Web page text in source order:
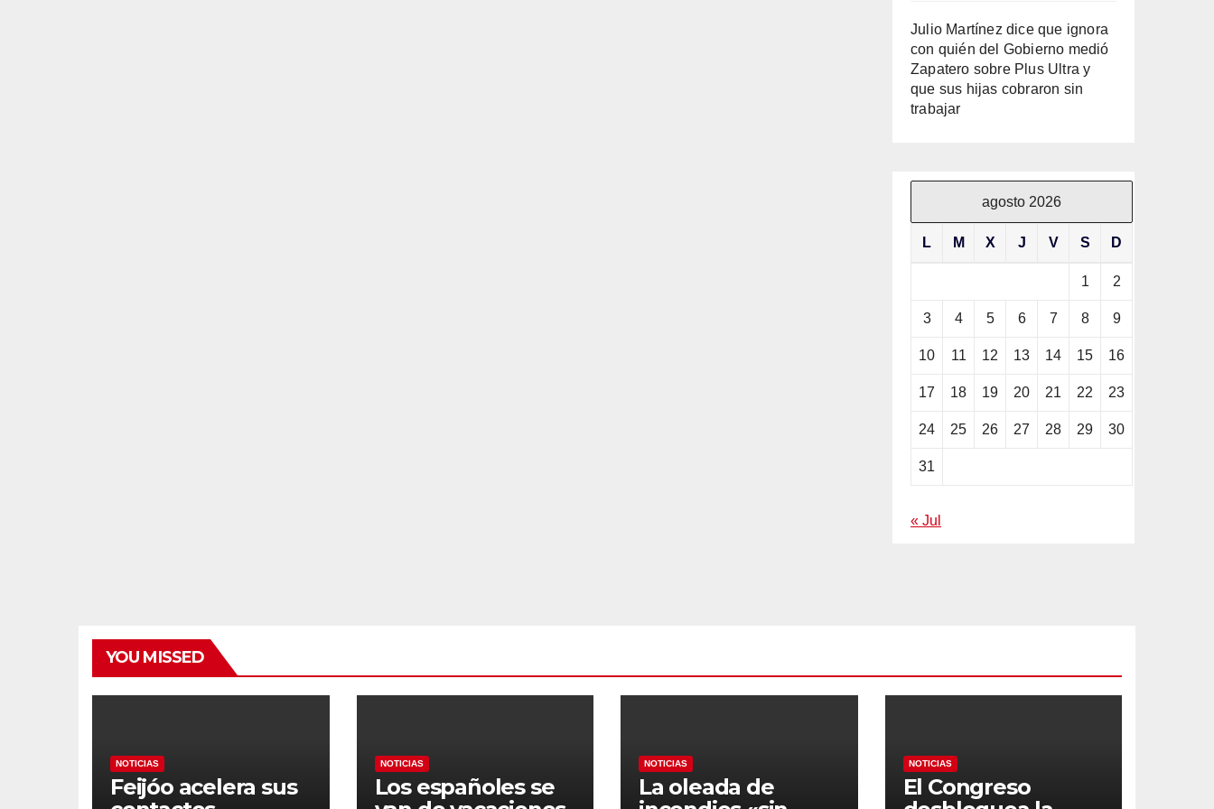
Julio Martínez dice que ignora
con quién del Gobierno medió
Zapatero sobre Plus Ultra y
que sus hijas cobraron sin
trabajar
agosto 2026
L M X J V S D
1 2
3 4 5 6 7 8 9
10 11 12 13 14 15 16
17 18 19 20 21 22 23
24 25 26 27 28 29 30
31
« Jul
YOU MISSED
NOTICIAS
Feijóo acelera sus
NOTICIAS
Los españoles se
NOTICIAS
La oleada de
NOTICIAS
El Congreso